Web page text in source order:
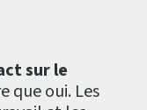
sur le
que oui. Les